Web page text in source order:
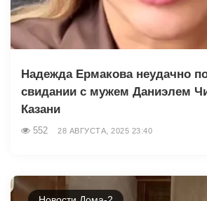
Надежда Ермакова неудачно
свидании с мужем Даниэлем
Казани
552 28 АВГУСТА, 2025 23:40